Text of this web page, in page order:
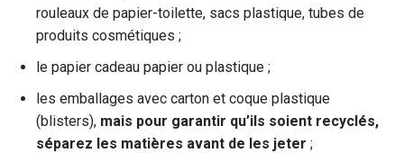
rouleaux de papier-toilette, sacs plastique, tubes de
produits cosmétiques ;
le papier cadeau papier ou plastique ;
les emballages avec carton et coque plastique
(blisters), mais pour garantir qu’ils soient recyclés,
séparez les matières avant de les jeter ;